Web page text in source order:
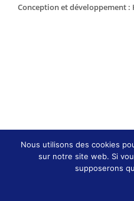
Conception et développement :
Nous utilisons des cookies
sur notre site web. Si
supposerons